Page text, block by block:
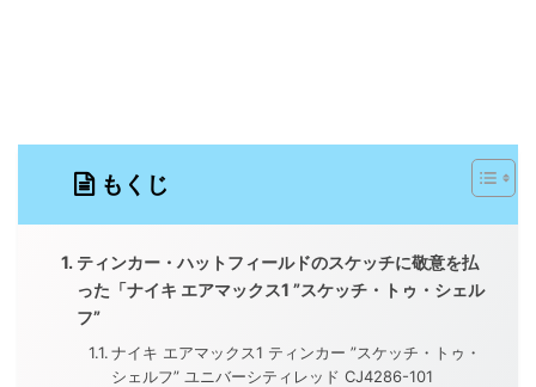
もくじ
ティンカー・ハットフィールドのスケッチに敬意を払
った「ナイキ エアマックス1 ”スケッチ・トゥ・シェル
フ”
ナイキ エアマックス1 ティンカー ”スケッチ・トゥ・
シェルフ” ユニバーシティレッド CJ4286-101